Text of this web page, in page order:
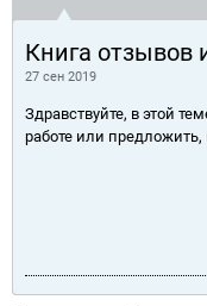
Книга отзывов
27 сен 2019
Здравствуйте, в этой
работе или